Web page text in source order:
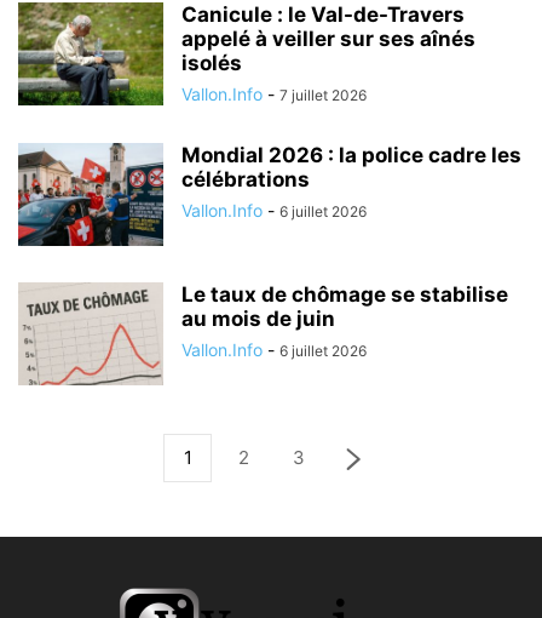
Canicule : le Val-de-Travers
appelé à veiller sur ses aînés
isolés
Vallon.Info - 7 juillet 2026
Mondial 2026 : la police cadre les
célébrations
Vallon.Info - 6 juillet 2026
Le taux de chômage se stabilise
au mois de juin
Vallon.Info - 6 juillet 2026
1 2 3